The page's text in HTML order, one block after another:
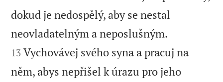
dokud je nedospělý, aby se nestal
neovladatelným a neposlušným.
13 Vychovávej svého syna a pracuj na
něm, abys nepřišel k úrazu pro jeho